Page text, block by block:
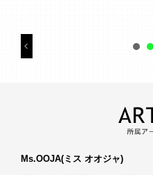
Ms.OOJA(ミス オオジャ)